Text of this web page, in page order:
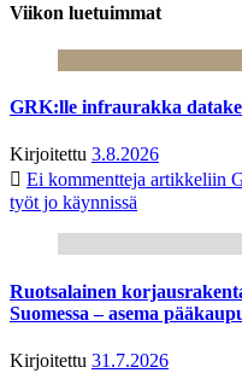
Viikon luetuimmat
GRK:lle infraurakka
Kirjoitettu 3.8.2026
Ei kommentteja artikkeliin
työt jo käynnissä
Ruotsalainen
Suomessa – asema
Kirjoitettu 31.7.2026